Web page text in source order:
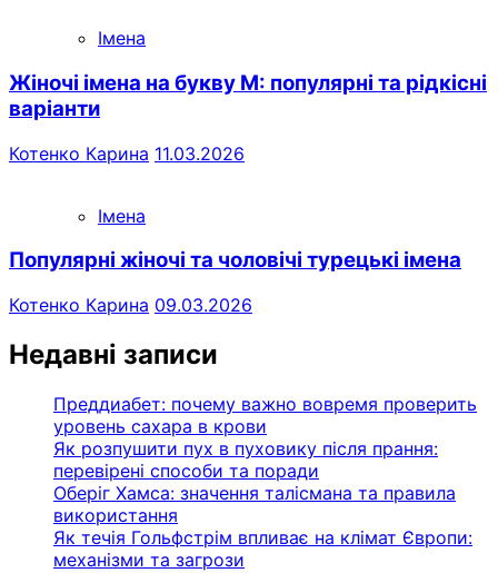
Імена
Жіночі імена на букву М: популярні та рідкісні
варіанти
Котенко Карина 11.03.2026
Імена
Популярні жіночі та чоловічі турецькі імена
Котенко Карина 09.03.2026
Недавні записи
Преддиабет: почему важно вовремя проверить
уровень сахара в крови
Як розпушити пух в пуховику після прання:
перевірені способи та поради
Оберіг Хамса: значення талісмана та правила
використання
Як течія Гольфстрім впливає на клімат Європи:
механізми та загрози